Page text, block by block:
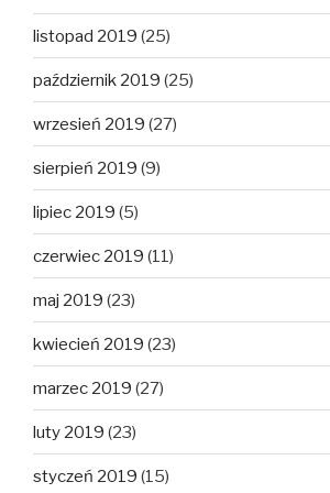
listopad 2019 (25)
październik 2019 (25)
wrzesień 2019 (27)
sierpień 2019 (9)
lipiec 2019 (5)
czerwiec 2019 (11)
maj 2019 (23)
kwiecień 2019 (23)
marzec 2019 (27)
luty 2019 (23)
styczeń 2019 (15)